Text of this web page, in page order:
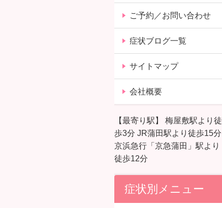
ご予約／お問い合わせ
症状ブログ一覧
サイトマップ
会社概要
【最寄り駅】 梅屋敷駅より徒
歩3分 JR蒲田駅より徒歩15分
京浜急行「京急蒲田」駅より
徒歩12分
症状別メニュー